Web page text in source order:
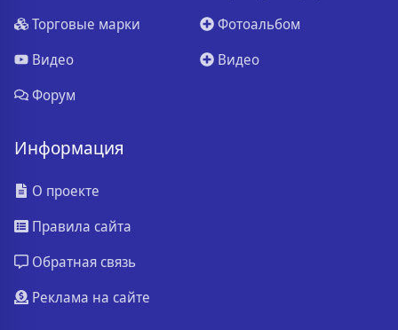
Торговые марки
Видео
Форум
Фотоальбом
Видео
Информация
О проекте
Правила сайта
Обратная связь
Реклама на сайте